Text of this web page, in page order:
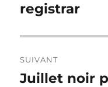
registrar
SUIVANT
Publication
Juillet noir